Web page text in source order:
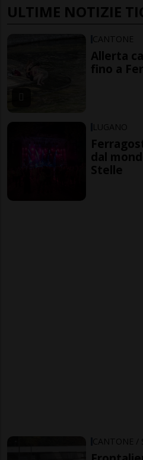
ULTIME NOTIZIE
CANTONE
Allerta
fino a
LUGANO
dal
Stelle
CANTONE /